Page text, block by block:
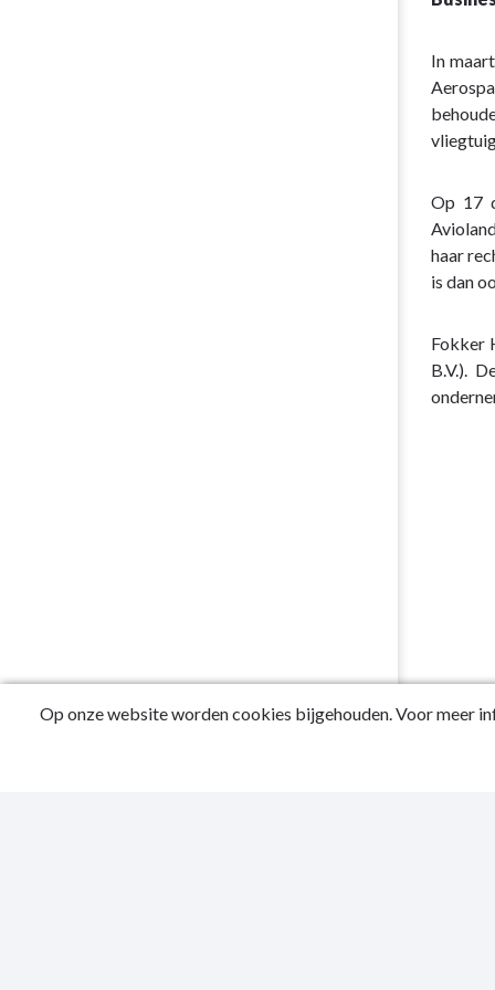
navigatie
blijkende
posten
balansdatum
In
Op 17
haar
is dan
Fokker
B.V.).
Op onze website worden cookies bijgehouden. Voor meer